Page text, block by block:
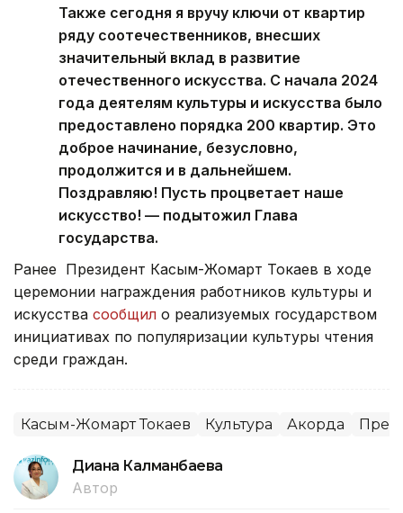
Также сегодня я вручу ключи от квартир
ряду соотечественников, внесших
значительный вклад в развитие
отечественного искусства. С начала 2024
года деятелям культуры и искусства было
предоставлено порядка 200 квартир. Это
доброе начинание, безусловно,
продолжится и в дальнейшем.
Поздравляю! Пусть процветает наше
искусство! — подытожил Глава
государства.
Ранее Президент Касым-Жомарт Токаев в ходе
церемонии награждения работников культуры и
искусства сообщил о реализуемых государством
инициативах по популяризации культуры чтения
среди граждан.
Касым-Жомарт Токаев Культура Акорда
Диана Калманбаева
Автор